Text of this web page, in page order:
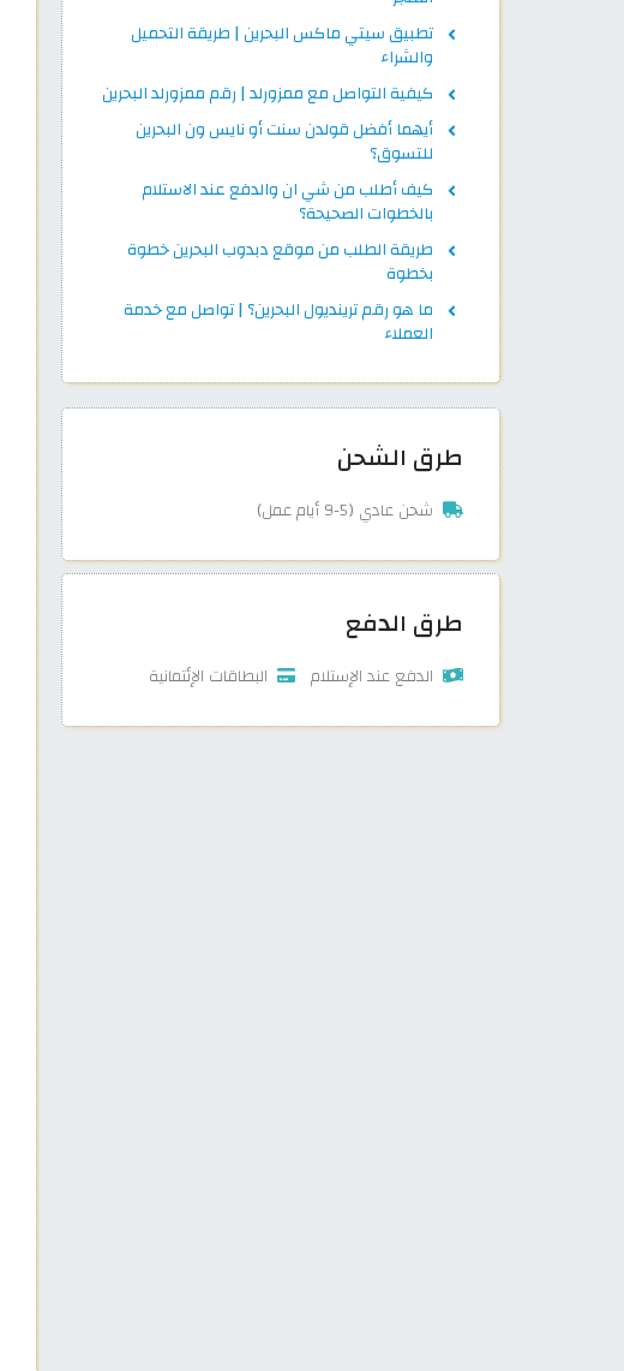
تطبيق سيتي ماكس البحرين | طريقة التحميل
والشراء
كيفية التواصل مع ممزورلد | رقم ممزورلد البحرين
أيهما أفضل قولدن سنت أو نايس ون البحرين
للتسوق؟
كيف أطلب من شي ان والدفع عند الاستلام
بالخطوات الصحيحة؟
طريقة الطلب من موقع دبدوب البحرين خطوة
بخطوة
ما هو رقم ترينديول البحرين؟ | تواصل مع خدمة
العملاء
طرق الشحن
شحن عادي (5-9 أيام عمل)
طرق الدفع
الدفع عند الإستلام البطاقات الإئتمانية